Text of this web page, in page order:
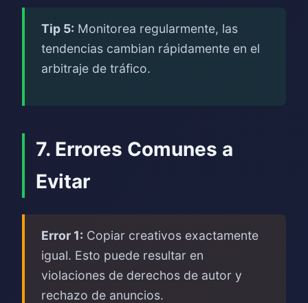
Tip 5: Monitorea regularmente, las
tendencias cambian rápidamente en el
arbitraje de tráfico.
7. Errores Comunes a
Evitar
Error 1: Copiar creativos exactamente
igual. Esto puede resultar en
violaciones de derechos de autor y
rechazo de anuncios.